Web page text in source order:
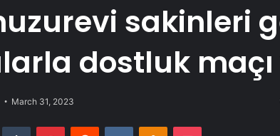
sakinleri
dostluk maçı
March 31, 2023
Tumblr PinterestReddit VKontakteOdnoklassniki
Pocket